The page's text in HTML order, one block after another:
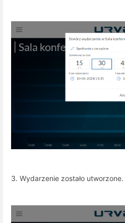
3. Wydarzenie zostało utworzone.